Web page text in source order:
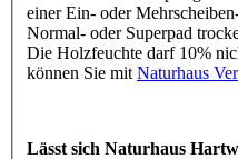
einer Ein- oder
Normal- oder Superpad
Die Holzfeuchte darf 10%
können Sie mit Naturhaus
Lässt sich Naturhaus